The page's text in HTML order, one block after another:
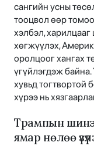
сангийн усны
тооцвол өөр
хэлбэл,
хөгжүүлэх,
оролцоог хангах
үгүйлэгдэж
хувьд тогтвортой
хүрээ нь
Трампын
ямар нөлөө